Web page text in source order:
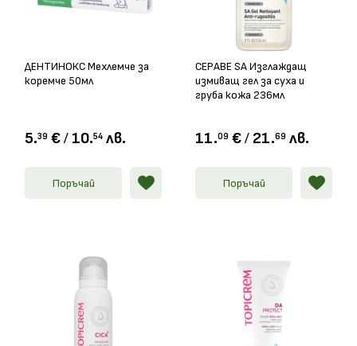
ДЕНТИНОКС Мехлемче за
коремче 50мл
5.39 €/ 10.54 лв.
Поръчай
СЕРАВЕ SA Изглаждащ
измиващ гел за суха и
груба кожа 236мл
11.09 €/ 21.69 лв.
Поръчай